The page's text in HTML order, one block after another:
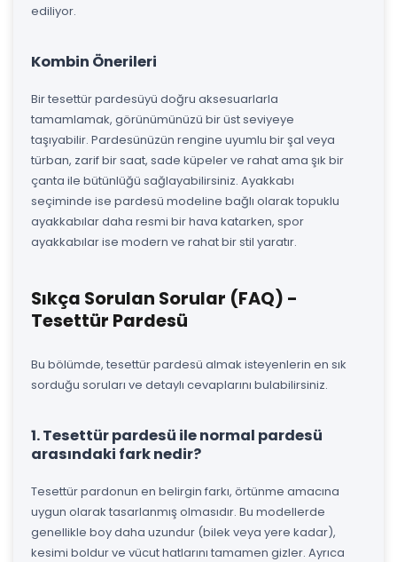
ediliyor.
Kombin Önerileri
Bir tesettür pardesüyü doğru aksesuarlarla
tamamlamak, görünümünüzü bir üst seviyeye
taşıyabilir. Pardesünüzün rengine uyumlu bir şal veya
türban, zarif bir saat, sade küpeler ve rahat ama şık bir
çanta ile bütünlüğü sağlayabilirsiniz. Ayakkabı
seçiminde ise pardesü modeline bağlı olarak topuklu
ayakkabılar daha resmi bir hava katarken, spor
ayakkabılar ise modern ve rahat bir stil yaratır.
Sıkça Sorulan Sorular (FAQ) -
Tesettür Pardesü
Bu bölümde, tesettür pardesü almak isteyenlerin en sık
sorduğu soruları ve detaylı cevaplarını bulabilirsiniz.
1. Tesettür pardesü ile normal pardesü
arasındaki fark nedir?
Tesettür pardonun en belirgin farkı, örtünme amacına
uygun olarak tasarlanmış olmasıdır. Bu modellerde
genellikle boy daha uzundur (bilek veya yere kadar),
kesimi boldur ve vücut hatlarını tamamen gizler. Ayrıca